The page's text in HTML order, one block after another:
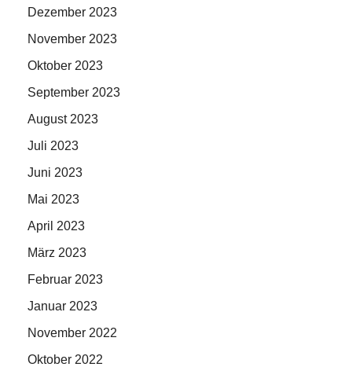
Dezember 2023
November 2023
Oktober 2023
September 2023
August 2023
Juli 2023
Juni 2023
Mai 2023
April 2023
März 2023
Februar 2023
Januar 2023
November 2022
Oktober 2022